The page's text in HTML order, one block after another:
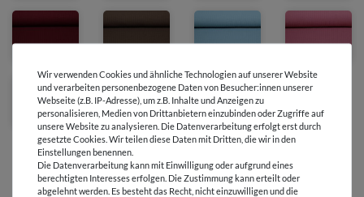
Wir verwenden Cookies und ähnliche Technologien auf unserer Website
und verarbeiten personenbezogene Daten von Besucher:innen unserer
Webseite (z.B. IP-Adresse), um z.B. Inhalte und Anzeigen zu
personalisieren, Medien von Drittanbietern einzubinden oder Zugriffe auf
unsere Website zu analysieren. Die Datenverarbeitung erfolgt erst durch
gesetzte Cookies. Wir teilen diese Daten mit Dritten, die wir in den
Einstellungen benennen.
Die Datenverarbeitung kann mit Einwilligung oder aufgrund eines
berechtigten Interesses erfolgen. Die Zustimmung kann erteilt oder
abgelehnt werden. Es besteht das Recht, nicht einzuwilligen und die